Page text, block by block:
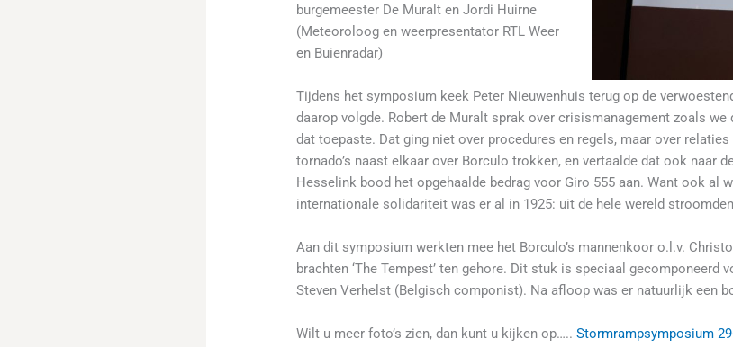
burgemeester De Muralt en Jordi Huirne
(Meteoroloog en weerpresentator RTL Weer
en Buienradar)
Tijdens het symposium keek Peter Nieuwenhuis terug op de
daarop volgde. Robert de Muralt sprak over crisismanagement zoals
dat toepaste. Dat ging niet over procedures en regels, maar over
tornado’s naast elkaar over Borculo trokken, en vertaalde dat ook naar
Hesselink bood het opgehaalde bedrag voor Giro 555 aan. Want ook al
internationale solidariteit was er al in 1925: uit de hele wereld
Aan dit symposium werkten mee het Borculo’s mannenkoor o.l.v.
brachten ‘The Tempest’ ten gehore. Dit stuk is speciaal
Steven Verhelst (Belgisch componist). Na afloop was er natuurlijk een
Wilt u meer foto’s zien, dan kunt u kijken op….. Stormrampsymposium